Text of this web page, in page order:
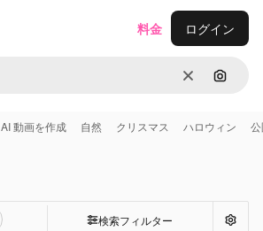
消去 画像で
料金 ログイン
AI 動画を作成 自然 クリスマス ハロウィン
検索フィルター